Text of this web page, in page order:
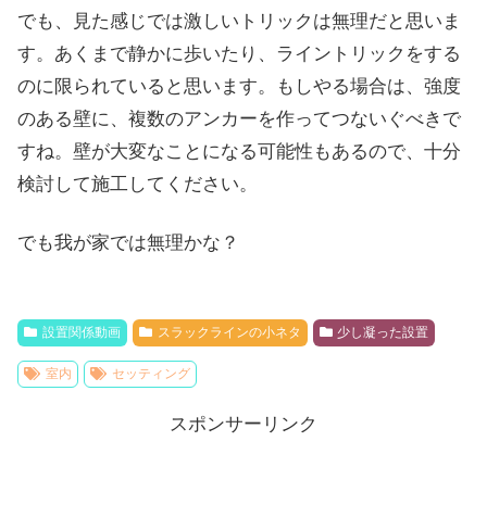
でも、見た感じでは激しいトリックは無理だと思いま
す。あくまで静かに歩いたり、ライントリックをする
のに限られていると思います。もしやる場合は、強度
のある壁に、複数のアンカーを作ってつないぐべきで
すね。壁が大変なことになる可能性もあるので、十分
検討して施工してください。
でも我が家では無理かな？
設置関係動画 スラックラインの小ネタ 少し凝った設置
室内 セッティング
スポンサーリンク